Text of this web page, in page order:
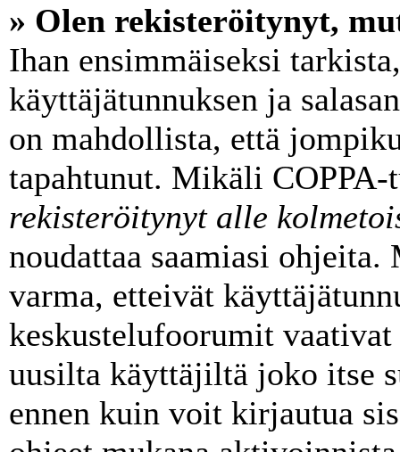
» Olen rekisteröitynyt,
Ihan ensimmäiseksi
käyttäjätunnuksen ja
on mahdollista, että
tapahtunut. Mikäli
rekisteröitynyt alle
noudattaa saamiasi
varma, etteivät
keskustelufoorumit
uusilta käyttäjiltä joko itse
ennen kuin voit kirjautua